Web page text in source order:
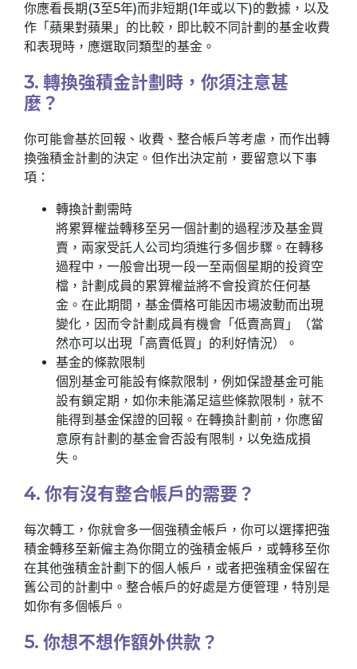
你應看長期(3至5年)而非短期(1年或以下)的數據，以及
作「蘋果對蘋果」的比較，即比較不同計劃的基金收費
和表現時，應選取同類型的基金。
3. 轉換強積金計劃時，你須注意甚
麼？
你可能會基於回報、收費、整合帳戶等考慮，而作出轉
換強積金計劃的決定。但作出決定前，要留意以下事
項：
轉換計劃需時
將累算權益轉移至另一個計劃的過程涉及基金買
賣，兩家受託人公司均須進行多個步驟。在轉移
過程中，一般會出現一段一至兩個星期的投資空
檔，計劃成員的累算權益將不會投資於任何基
金。在此期間，基金價格可能因市場波動而出現
變化，因而令計劃成員有機會「低賣高買」（當
然亦可以出現「高賣低買」的利好情況）。
基金的條款限制
個別基金可能設有條款限制，例如保證基金可能
設有鎖定期，如你未能滿足這些條款限制，就不
能得到基金保證的回報。在轉換計劃前，你應留
意原有計劃的基金會否設有限制，以免造成損
失。
4. 你有沒有整合帳戶的需要？
每次轉工，你就會多一個強積金帳戶，你可以選擇把強
積金轉移至新僱主為你開立的強積金帳戶，或轉移至你
在其他強積金計劃下的個人帳戶，或者把強積金保留在
舊公司的計劃中。整合帳戶的好處是方便管理，特別是
如你有多個帳戶。
5. 你想不想作額外供款？